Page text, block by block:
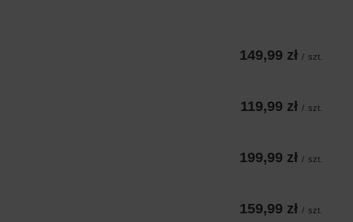
149,99 zł / szt.
119,99 zł / szt.
199,99 zł / szt.
159,99 zł / szt.